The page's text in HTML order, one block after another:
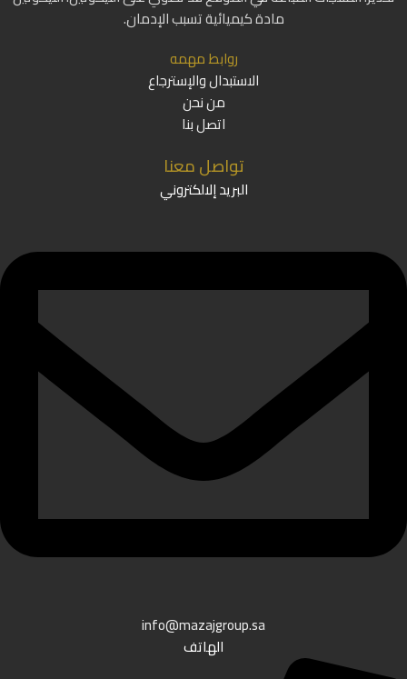
مادة كيميائية تسبب الإدمان.
روابط مهمه
الاستبدال والإسترجاع
من نحن
اتصل بنا
تواصل معنا
البريد إلالكتروني
info@mazajgroup.sa
الهاتف